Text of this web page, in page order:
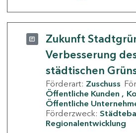
Zukunft
Verbesserung
städtischen
Förderart: Zuschuss
Öffentliche Kunden
Öffentliche
Förderzweck:
Regionalentwicklung